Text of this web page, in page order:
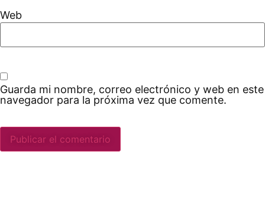
Web
Guarda mi nombre, correo electrónico y web en este
navegador para la próxima vez que comente.